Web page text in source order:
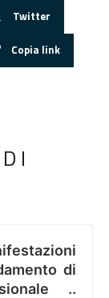
Twitter
Copia link
di
..